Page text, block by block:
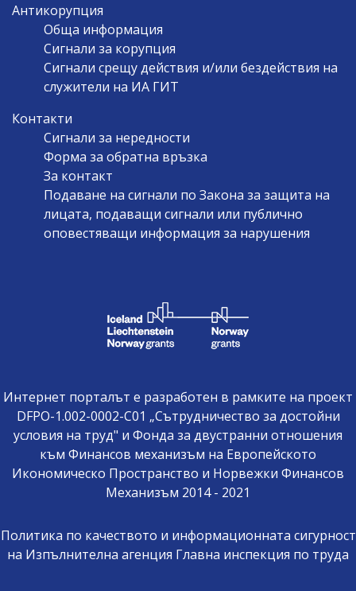
Антикорупция
Обща информация
Сигнали за корупция
Сигнали срещу действия и/или бездействия на
служители на ИА ГИТ
Контакти
Сигнали за нередности
Форма за обратна връзка
За контакт
Подаване на сигнали по Закона за защита на
лицата, подаващи сигнали или публично
оповестяващи информация за нарушения
Интернет порталът е разработен в рамките на проект
DFPO-1.002-0002-C01 „Сътрудничество за достойни
условия на труд" и Фонда за двустранни отношения
към Финансов механизъм на Европейското
Икономическо Пространство и Норвежки Финансов
Механизъм 2014 - 2021
Политика по качеството и информационната сигурност
на Изпълнителна агенция Главна инспекция по труда